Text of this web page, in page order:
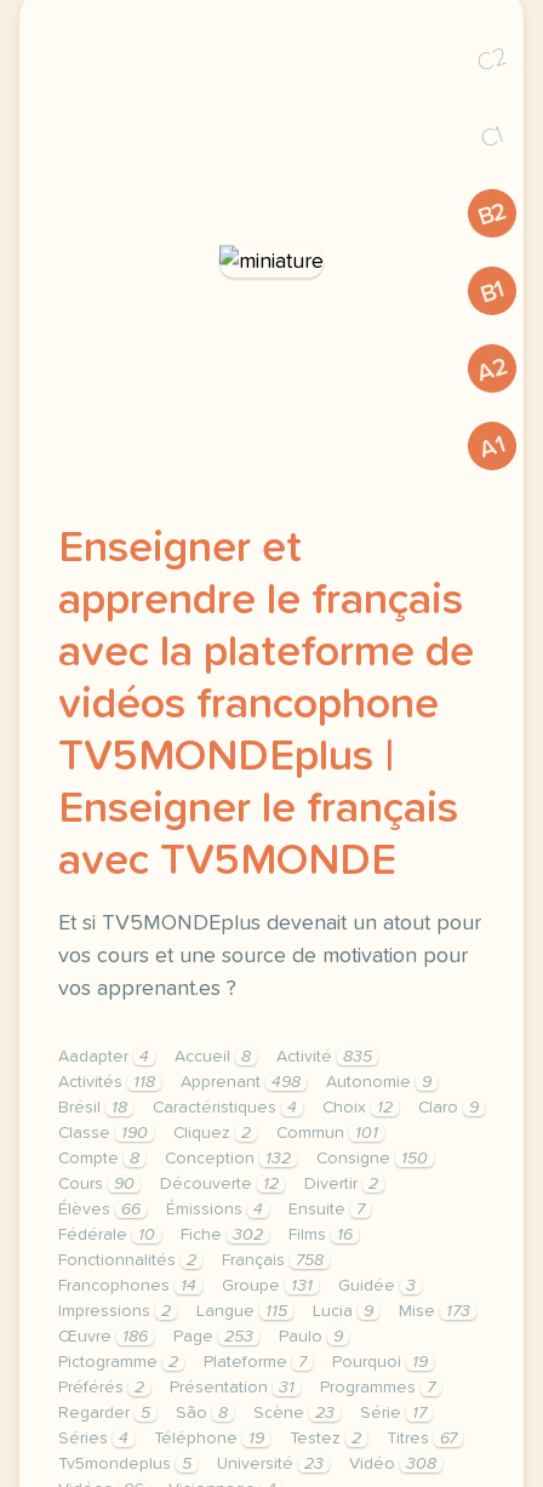
C2
C1
B2
B1
A2
A1
Enseigner et
apprendre le français
avec la plateforme de
vidéos francophone
TV5MONDEplus |
Enseigner le français
avec TV5MONDE
Et si TV5MONDEplus devenait un atout pour
vos cours et une source de motivation pour
vos apprenant.es ?
Aadapter 4 Accueil 8 Activité
835
Activités
118 Apprenant 498 Autonomie
9
Brésil
18 Caractéristiques 4 Choix 12 Claro
9
Classe
190 Cliquez 2 Commun
101
Compte
8 Conception 132 Consigne
150
Cours
90 Découverte 12 Divertir
2
Élèves
66 Émissions 4 Ensuite
7
Fédérale
10 Fiche 302 Films
16
Fonctionnalités
2 Français
758
Francophones
14 Groupe 131 Guidée
3
Impressions
2 Langue 115 Lucia 9 Mise
173
Œuvre
186 Page 253 Paulo
9
Pictogramme
2 Plateforme 7 Pourquoi
19
Préférés
2 Présentation 31 Programmes
7
Regarder
5 São 8 Scène 23 Série
17
Séries
4 Téléphone 19 Testez 2 Titres
67
Tv5mondeplus
5 Université 23 Vidéo
308